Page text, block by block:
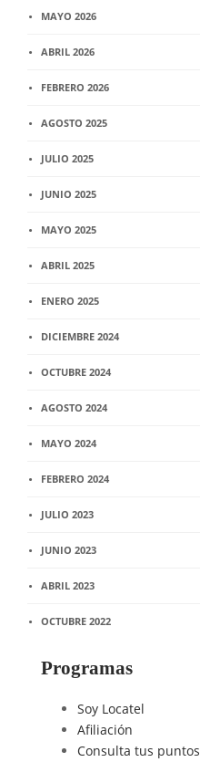
MAYO 2026
ABRIL 2026
FEBRERO 2026
AGOSTO 2025
JULIO 2025
JUNIO 2025
MAYO 2025
ABRIL 2025
ENERO 2025
DICIEMBRE 2024
OCTUBRE 2024
AGOSTO 2024
MAYO 2024
FEBRERO 2024
JULIO 2023
JUNIO 2023
ABRIL 2023
OCTUBRE 2022
Programas
Soy Locatel
Afiliación
Consulta tus puntos